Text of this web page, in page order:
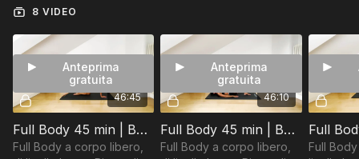
8 VIDEO
46:45
Anteprima
gratuita
Full Body 45 min | BASE (2) | Post Parto
Full Body a corpo libero,
46:10
Anteprima
gratuita
Full Body 45 min | BASE | Post Parto
Full Body a corpo libero,
Full